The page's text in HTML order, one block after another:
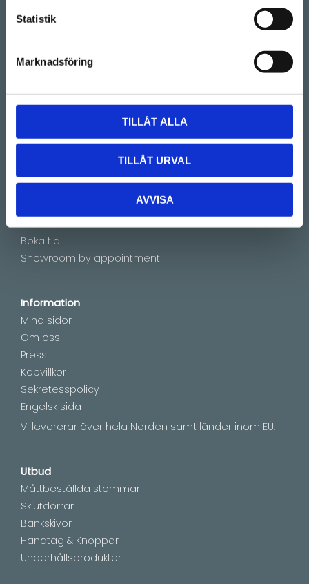
Statistik
Marknadsföring
TILLÅT ALLA
TILLÅT URVAL
AVVISA
Drop-in showroom, se aktuella öppettider på vår
Instagram.
(Telefontider 09:00 - 16:00)
info@lucks.se
Montageinstruktioner
Boka tid
Showroom by appointment
Information
Mina sidor
Om oss
Press
Köpvillkor
Sekretesspolicy
Engelsk sida
Vi levererar över hela Norden samt länder inom EU.
Utbud
Måttbeställda stommar
Skjutdörrar
Bänkskivor
Handtag & Knoppar
Underhållsprodukter